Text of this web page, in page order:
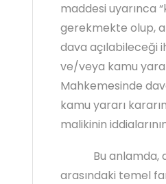
maddesi uyarınca
gerekmekte olup,
dava açılabileceği
ve/veya kamu
Mahkemesinde
kamu yararı
malikinin
Bu anlamda,
arasındaki temel